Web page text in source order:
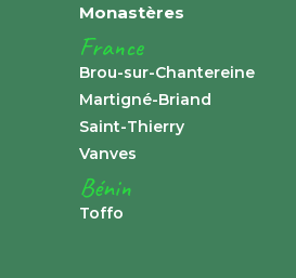
Monastères
France
Brou-sur-Chantereine
Martigné-Briand
Saint-Thierry
Vanves
Bénin
Toffo